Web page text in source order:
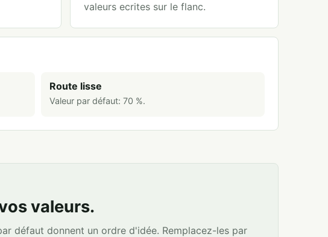
valeurs ecrites sur le flanc.
Route lisse
Valeur par défaut: 70 %.
valeurs.
défaut donnent un ordre d'idée. Remplacez-les par